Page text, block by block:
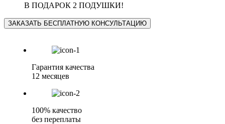
В ПОДАРОК 2 ПОДУШКИ!
ЗАКАЗАТЬ БЕСПЛАТНУЮ КОНСУЛЬТАЦИЮ
Гарантия качества
12 месяцев
100% качество
без переплаты